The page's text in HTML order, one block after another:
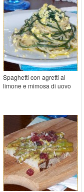
Spaghetti con agretti al
limone e mimosa di uovo